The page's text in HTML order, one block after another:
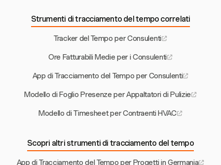
Strumenti di tracciamento del tempo correlati
Tracker del Tempo per Consulenti
Ore Fatturabili Medie per i Consulenti
App di Tracciamento del Tempo per Consulenti
Modello di Foglio Presenze per Appaltatori di Pulizie
Modello di Timesheet per Contraenti HVAC
Scopri altri strumenti di tracciamento del tempo
App di Tracciamento del Tempo per Progetti in Germania